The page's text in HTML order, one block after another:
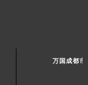
万国成都市